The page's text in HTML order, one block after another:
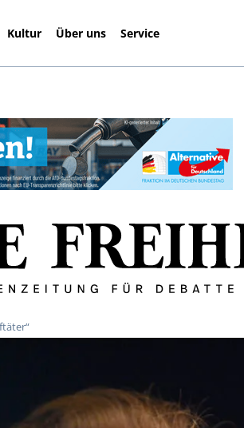
Kultur Über uns Service